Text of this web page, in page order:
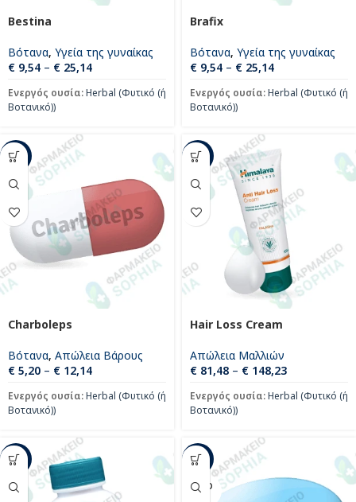
Bestina
Βότανα, Υγεία της γυναίκας
€ 9,54 – € 25,14
Ενεργός ουσία:Herbal (Φυτικό (ή
Βοτανικό))
Brafix
Βότανα, Υγεία της γυναίκας
€ 9,54 – € 25,14
Ενεργός ουσία:Herbal (Φυτικό (ή
Βοτανικό))
-22%
Charboleps
Βότανα, Απώλεια Βάρους
€ 5,20 – € 12,14
Ενεργός ουσία:Herbal (Φυτικό (ή
Βοτανικό))
-9%
Hair Loss Cream
Απώλεια Μαλλιών
€ 81,48 – € 148,23
Ενεργός ουσία:Herbal (Φυτικό (ή
Βοτανικό))
-33% -37%
SOLD
OUT